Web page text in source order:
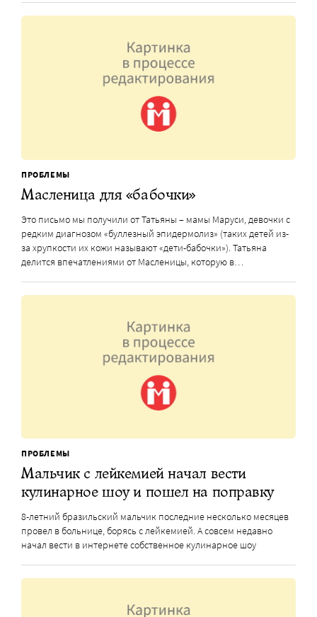
ПРОБЛЕМЫ
Масленица для «бабочки»
Это письмо мы получили от Татьяны – мамы Маруси, девочки с
редким диагнозом «буллезный эпидермолиз» (таких детей из-
за хрупкости их кожи называют «дети-бабочки»). Татьяна
делится впечатлениями от Масленицы, которую в…
ПРОБЛЕМЫ
Мальчик с лейкемией начал вести
кулинарное шоу и пошел на поправку
8-летний бразильский мальчик последние несколько месяцев
провел в больнице, борясь с лейкемией. А совсем недавно
начал вести в интернете собственное кулинарное шоу